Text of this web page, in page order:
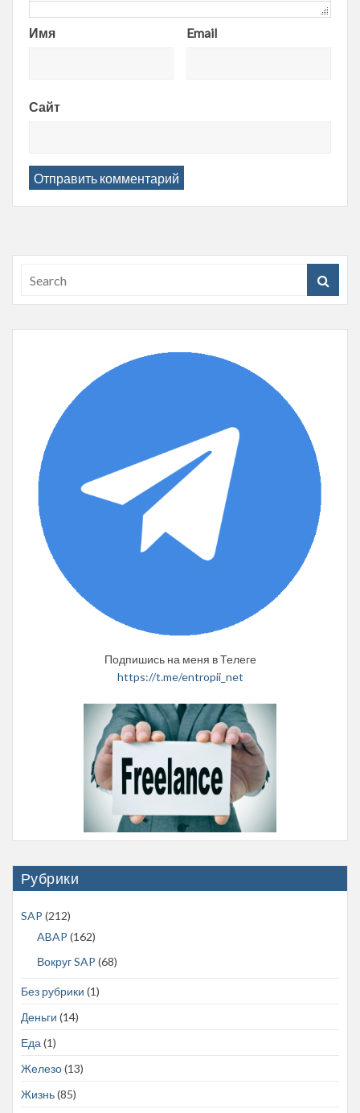
Имя Email
Сайт
Подпишись на меня в Телеге
https://t.me/entropii_net
Рубрики
SAP (212)
ABAP (162)
Вокруг SAP (68)
Без рубрики (1)
Деньги (14)
Еда(1)
Железо(13)
Жизнь(85)